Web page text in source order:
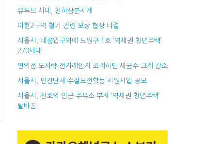
유튜브 시대, 천하삼분지계
아현2구역 철거 관련 보상 협상 타결
서울시, 태릉입구역에 노원구 1호 ‘역세권 청년주택’
270세대
편의점 도시락 전자레인지 조리하면 세균수 크게 감소
서울시, 민간단체 수질보전활동 지원사업 공모
서울시, 천호역 인근 주유소 부지 ‘역세권 청년주택’
탈바꿈